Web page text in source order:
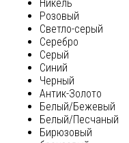
Никель
Розовый
Светло-серый
Серебро
Серый
Синий
Черный
Антик-Золото
Белый/Бежевый
Белый/Песчаный
Бирюзовый